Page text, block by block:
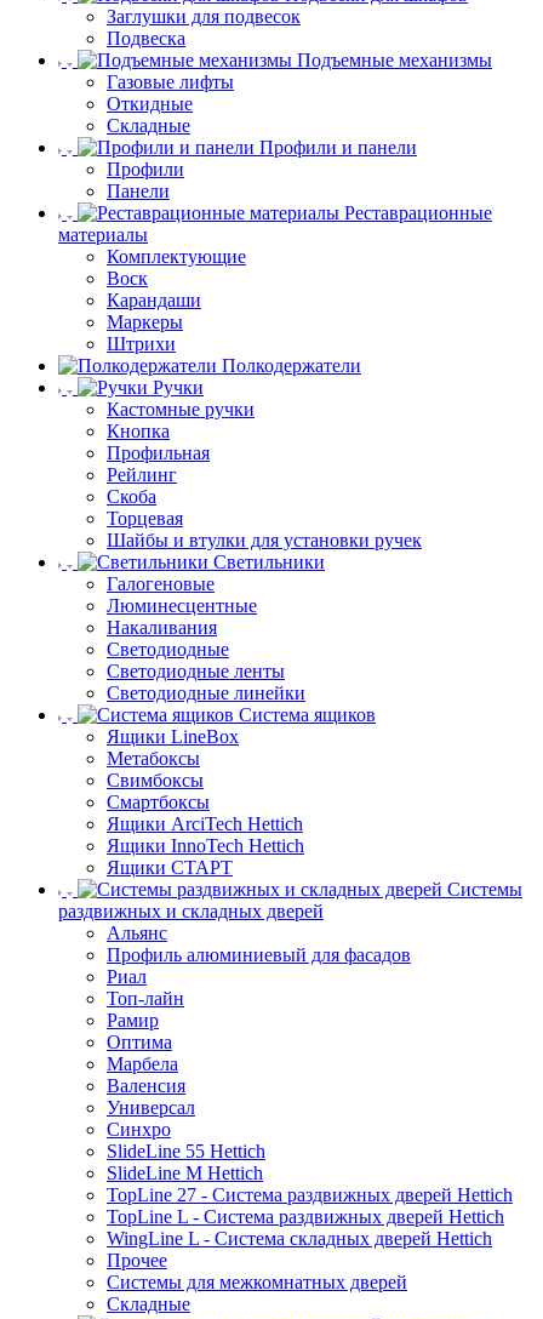
Заглушки для подвесок
Подвеска
Подъемные механизмы
Газовые лифты
Откидные
Складные
Профили и панели
Профили
Панели
Реставрационные
материалы
Комплектующие
Воск
Карандаши
Маркеры
Штрихи
Полкодержатели
Ручки
Кастомные ручки
Кнопка
Профильная
Рейлинг
Скоба
Торцевая
Шайбы и втулки для установки ручек
Светильники
Галогеновые
Люминесцентные
Накаливания
Светодиодные
Светодиодные ленты
Светодиодные линейки
Система ящиков
Ящики LineBox
Метабоксы
Свимбоксы
Смартбоксы
Ящики ArciTech Hettich
Ящики InnoTech Hettich
Ящики СТАРТ
Системы
раздвижных и складных дверей
Альянс
Профиль алюминиевый для фасадов
Риал
Топ-лайн
Рамир
Оптима
Марбела
Валенсия
Универсал
Синхро
SlideLine 55 Hettich
SlideLine M Hettich
TopLine 27 - Система раздвижных дверей Hettich
TopLine L - Система раздвижных дверей Hettich
WingLine L - Система складных дверей Hettich
Прочее
Системы для межкомнатных дверей
Складные